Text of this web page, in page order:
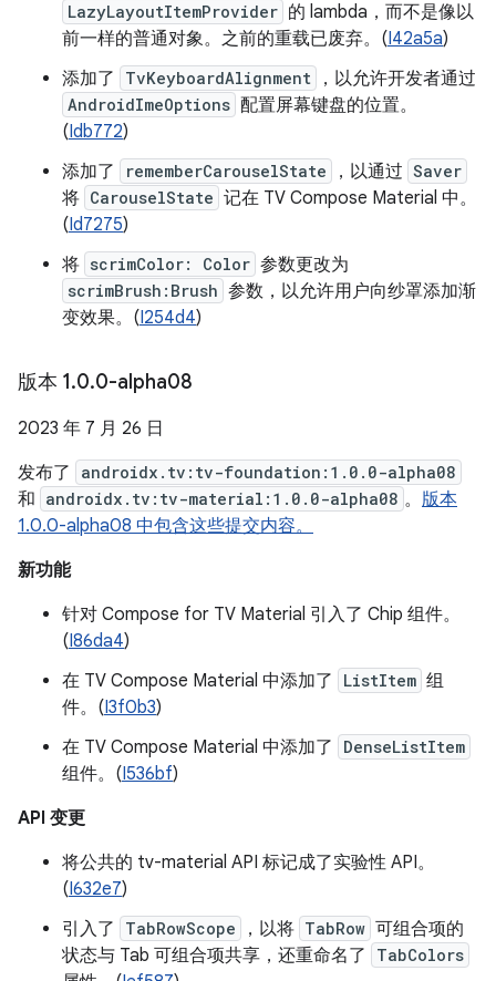
LazyLayoutItemProvider 的 lambda，而不是像以
前一样的普通对象。之前的重载已废弃。(I42a5a)
添加了
TvKeyboardAlignment ，以允许开发者通过
AndroidImeOptions 配置屏幕键盘的位置。
(Idb772)
添加了
rememberCarouselState ，以通过 Saver
将 CarouselState 记在 TV Compose Material 中。
(Id7275)
将 scrimColor: Color 参数更改为
scrimBrush:Brush 参数，以允许用户向纱罩添加渐
变效果。(I254d4)
版本 1.0.0-alpha08
2023 年 7 月 26 日
发布了
androidx.tv:tv-foundation:1.0.0-alpha08
和 androidx.tv:tv-material:1.0.0-alpha08 。 版本
1.0.0-alpha08 中包含这些提交内容。
新功能
针对 Compose for TV Material 引入了 Chip 组件。
(I86da4)
在 TV Compose Material 中添加了
ListItem 组
件。(I3f0b3)
在 TV Compose Material 中添加了
DenseListItem
组件。(I536bf)
API 变更
将公共的 tv-material API 标记成了实验性 API。
(I632e7)
引入了
TabRowScope ，以将 TabRow 可组合项的
状态与 Tab 可组合项共享，还重命名了
TabColors